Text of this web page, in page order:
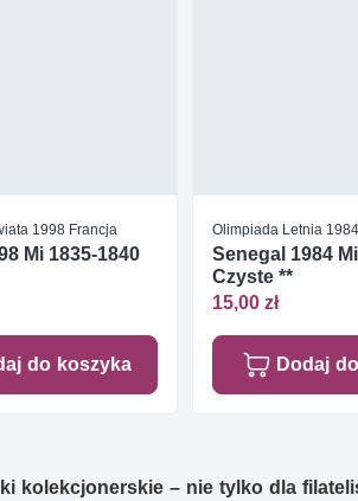
1998 Francja
Mi 1835-1840
do koszyka
Olimpiada Letnia
Senegal 1984
Czyste **
15,00 zł
Dodaj
kolekcjonerskie – nie tylko dla